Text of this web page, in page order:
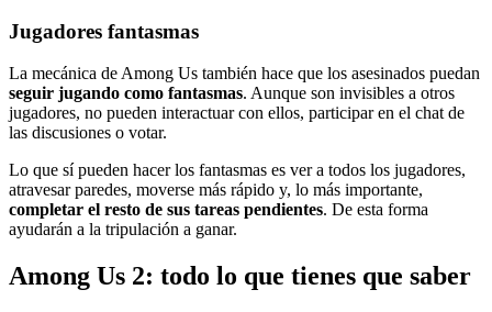
Jugadores fantasmas
La mecánica de Among Us también hace que los asesinados puedan
seguir jugando como fantasmas. Aunque son invisibles a otros
jugadores, no pueden interactuar con ellos, participar en el chat de
las discusiones o votar.
Lo que sí pueden hacer los fantasmas es ver a todos los jugadores,
atravesar paredes, moverse más rápido y, lo más importante,
completar el resto de sus tareas pendientes. De esta forma
ayudarán a la tripulación a ganar.
Among Us 2: todo lo que tienes que saber